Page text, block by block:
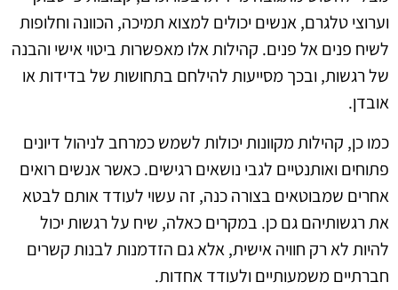
וערוצי טלגרם, אנשים יכולים למצוא תמיכה, הכוונה וחלופות
לשיח פנים אל פנים. קהילות אלו מאפשרות ביטוי אישי והבנה
של רגשות, ובכך מסייעות להילחם בתחושות של בדידות או
אובדן.
כמו כן, קהילות מקוונות יכולות לשמש כמרחב לניהול דיונים
פתוחים ואותנטיים לגבי נושאים רגישים. כאשר אנשים רואים
אחרים שמבוטאים בצורה כנה, זה עשוי לעודד אותם לבטא
את רגשותיהם גם כן. במקרים כאלה, שיח על רגשות יכול
להיות לא רק חוויה אישית, אלא גם הזדמנות לבנות קשרים
חברתיים משמעותיים ולעודד אחדות.